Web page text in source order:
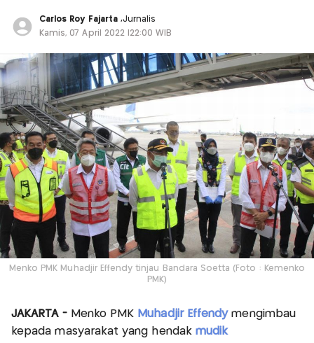
Carlos Roy Fajarta ,Jurnalis
Kamis, 07 April 2022 |22:00 WIB
Menko PMK Muhadjir Effendy tinjau Bandara Soetta (Foto : Kemenko
PMK)
JAKARTA - Menko PMK Muhadjir Effendymengimbau
kepada masyarakat yang hendakmudik